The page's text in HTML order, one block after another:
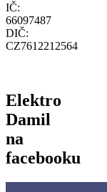
IČ:
66097487
DIČ:
CZ7612212564
Elektro
Damil
na
facebooku